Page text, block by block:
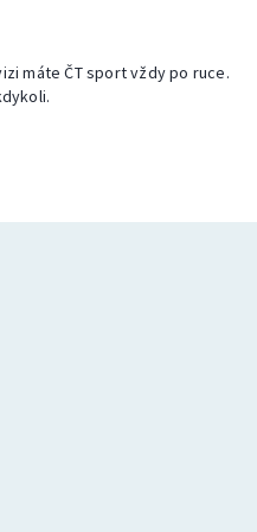
máte ČT sport vždy po ruce.